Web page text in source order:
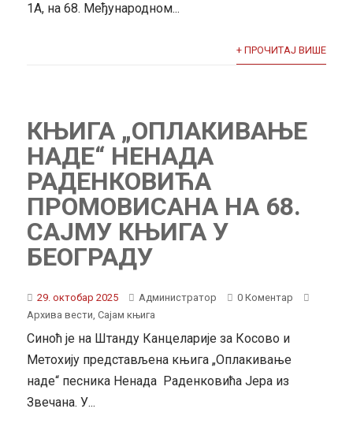
1А, на 68. Међународном...
+ ПРОЧИТАЈ ВИШЕ
КЊИГА „ОПЛАКИВАЊЕ
НАДЕ“ НЕНАДА
РАДЕНКОВИЋА
ПРОМОВИСАНА НА 68.
САЈМУ КЊИГА У
БЕОГРАДУ
29. октобар 2025 Администратор
0 Коментар
Архива вести,Сајам књига
Синоћ је на Штанду Канцеларије за Косово и
Метохију представљена књига „Оплакивање
наде“ песника Ненада Раденковића Јера из
Звечана. У...